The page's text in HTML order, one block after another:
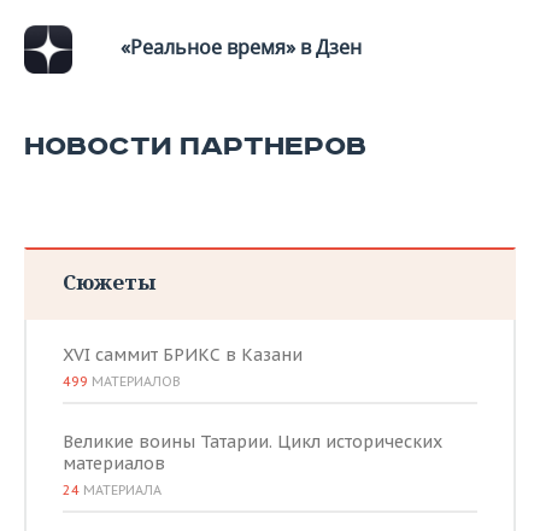
«Реальное время» в Дзен
НОВОСТИ ПАРТНЕРОВ
Сюжеты
XVI саммит БРИКС в Казани
499 МАТЕРИАЛОВ
Великие воины Татарии. Цикл исторических
материалов
24 МАТЕРИАЛА